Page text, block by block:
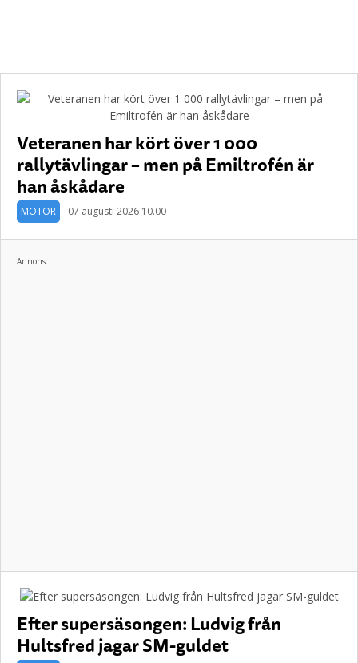
Veteranen har kört över 1 000
rallytävlingar – men på Emiltrofén är
han åskådare
MOTOR 07 augusti 2026 10.00
Annons:
Efter supersäsongen: Ludvig från
Hultsfred jagar SM-guldet